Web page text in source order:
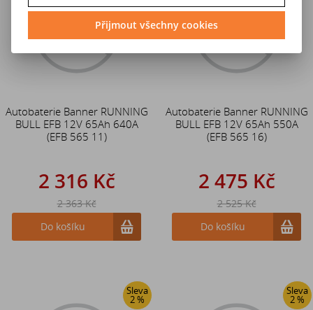
Autobaterie Banner RUNNING
BULL EFB 12V 65Ah 640A
(EFB 565 11)
2 316 Kč
2 363 Kč
Do košíku
Autobaterie Banner RUNNING
BULL EFB 12V 65Ah 550A
(EFB 565 16)
2 475 Kč
2 525 Kč
Do košíku
Sleva
2 %
Sleva
2 %
Přijmout všechny cookies